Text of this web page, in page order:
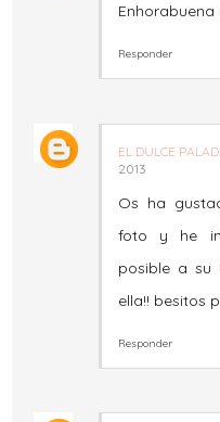
Responder
EL DULCE
2013
Os ha
foto y he
posible a su
ella!! besitos
Responder